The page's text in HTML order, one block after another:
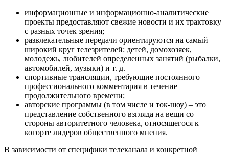
информационные и информационно-аналитические
проекты предоставляют свежие новости и их трактовку
с разных точек зрения;
развлекательные передачи ориентируются на самый
широкий круг телезрителей: детей, домохозяек,
молодежь, любителей определенных занятий (рыбалки,
автомобилей, музыки) и т. д.
спортивные трансляции, требующие постоянного
профессионального комментария в течение
продолжительного времени;
авторские программы (в том числе и ток-шоу) – это
представление собственного взгляда на вещи со
стороны авторитетного человека, относящегося к
когорте лидеров общественного мнения.
В зависимости от специфики телеканала и конкретной